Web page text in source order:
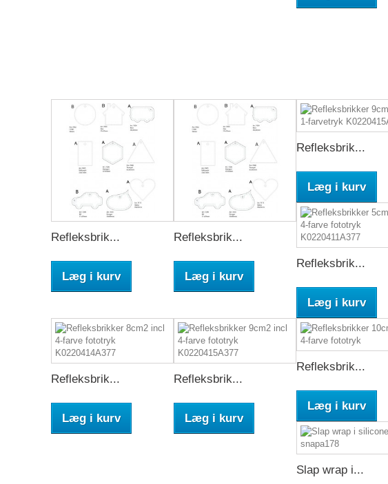
Refleksbrik...
Læg i kurv
Refleksbrik...
Læg i kurv
Refleksbrik...
Læg i kurv
Refleksbrik...
Læg i kurv
Refleksbrik...
Læg i kurv
Refleksbrik...
Læg i kurv
Refleksbrik...
Læg i kurv
Slap wrap i...